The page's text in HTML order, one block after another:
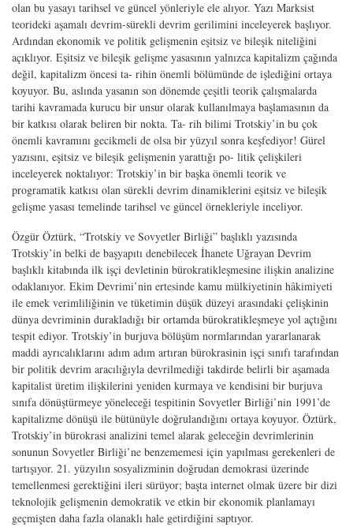
olan bu yasayı tarihsel ve güncel yönleriyle ele alıyor. Yazı Marksist
teorideki aşamalı devrim-sürekli devrim gerilimini inceleyerek başlıyor.
Ardından ekonomik ve politik gelişmenin eşitsiz ve bileşik niteliğini
açıklıyor. Eşitsiz ve bileşik gelişme yasasının yalnızca kapitalizm çağında
değil, kapitalizm öncesi ta- rihin önemli bölümünde de işlediğini ortaya
koyuyor. Bu, aslında yasanın son dönemde çeşitli teorik çalışmalarda
tarihi kavramada kurucu bir unsur olarak kullanılmaya başlamasının da
bir katkısı olarak beliren bir nokta. Ta- rih bilimi Trotskiy’in bu çok
önemli kavramını gecikmeli de olsa bir yüzyıl sonra keşfediyor! Gürel
yazısını, eşitsiz ve bileşik gelişmenin yarattığı po- litik çelişkileri
inceleyerek noktalıyor: Trotskiy’in bir başka önemli teorik ve
programatik katkısı olan sürekli devrim dinamiklerini eşitsiz ve bileşik
gelişme yasası temelinde tarihsel ve güncel örnekleriyle inceliyor.
Özgür Öztürk, “Trotskiy ve Sovyetler Birliği” başlıklı yazısında
Trotskiy’in belki de başyapıtı denebilecek İhanete Uğrayan Devrim
başlıklı kitabında ilk işçi devletinin bürokratikleşmesine ilişkin analizine
odaklanıyor. Ekim Devrimi’nin ertesinde kamu mülkiyetinin hâkimiyeti
ile emek verimliliğinin ve tüketimin düşük düzeyi arasındaki çelişkinin
dünya devriminin durakladığı bir ortamda bürokratikleşmeye yol açtığını
tespit ediyor. Trotskiy’in burjuva bölüşüm normlarından yararlanarak
maddi ayrıcalıklarını adım adım artıran bürokrasinin işçi sınıfı tarafından
bir politik devrim aracılığıyla devrilmediği takdirde belirli bir aşamada
kapitalist üretim ilişkilerini yeniden kurmaya ve kendisini bir burjuva
sınıfa dönüştürmeye yöneleceği tespitinin Sovyetler Birliği’nin 1991’de
kapitalizme dönüşü ile bütünüyle doğrulandığını ortaya koyuyor. Öztürk,
Trotskiy’in bürokrasi analizini temel alarak geleceğin devrimlerinin
sonunun Sovyetler Birliği’ne benzememesi için yapılması gerekenleri de
tartışıyor. 21. yüzyılın sosyalizminin doğrudan demokrasi üzerinde
temellenmesi gerektiğini ileri sürüyor; başta internet olmak üzere bir dizi
teknolojik gelişmenin demokratik ve etkin bir ekonomik planlamayı
geçmişten daha fazla olanaklı hale getirdiğini saptıyor.